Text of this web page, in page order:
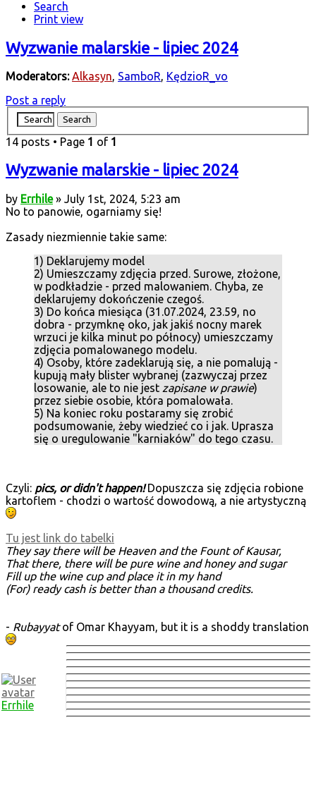
Search
Print view
Wyzwanie malarskie - lipiec 2024
Moderators: Alkasyn, SamboR, KędzioR_vo
Post a reply
14 posts • Page 1 of 1
Wyzwanie malarskie - lipiec 2024
by Errhile» July 1st, 2024, 5:23 am
No to panowie, ogarniamy się!
Zasady niezmiennie takie same:
1) Deklarujemy model
2) Umieszczamy zdjęcia przed. Surowe, złożone,
w podkładzie - przed malowaniem. Chyba, ze
deklarujemy dokończenie czegoś.
3) Do końca miesiąca (31.07.2024, 23.59, no
dobra - przymknę oko, jak jakiś nocny marek
wrzuci je kilka minut po północy) umieszczamy
zdjęcia pomalowanego modelu.
4) Osoby, które zadeklarują się, a nie pomalują -
kupują mały blister wybranej (zazwyczaj przez
losowanie, ale to nie jest zapisane w prawie)
przez siebie osobie, która pomalowała.
5) Na koniec roku postaramy się zrobić
podsumowanie, żeby wiedzieć co i jak. Uprasza
się o uregulowanie "karniaków" do tego czasu.
Czyli: pics, or didn't happen!Dopuszcza się zdjęcia robione
kartoflem - chodzi o wartość dowodową, a nie artystyczną
Tu jest link do tabelki
They say there will be Heaven and the Fount of Kausar,
That there, there will be pure wine and honey and sugar
Fill up the wine cup and place it in my hand
(For) ready cash is better than a thousand credits.
- Rubayyatof Omar Khayyam, but it is a shoddy translation
Errhile